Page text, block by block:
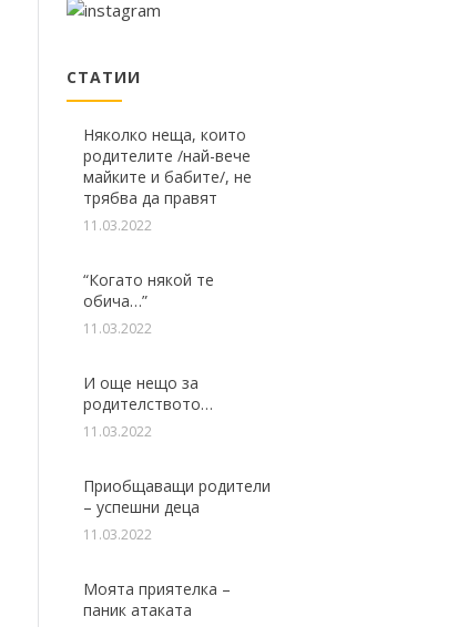
СТАТИИ
Няколко неща, които
родителите /най-вече
майките и бабите/, не
трябва да правят
11.03.2022
“Когато някой те
обича…”
11.03.2022
И още нещо за
родителството…
11.03.2022
Приобщаващи родители
– успешни деца
11.03.2022
Моята приятелка –
паник атаката